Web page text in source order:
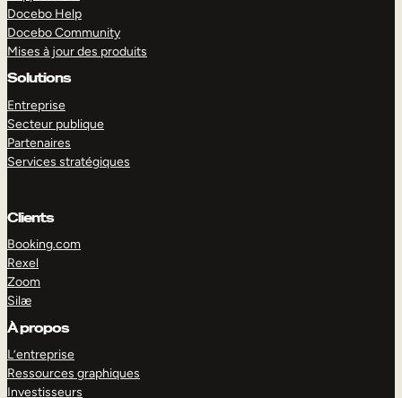
Docebo Help
Docebo Community
Mises à jour des produits
Solutions
Entreprise
Secteur publique
Partenaires
Services stratégiques
Clients
Booking.com
Rexel
Zoom
Silæ
À propos
L’entreprise
Ressources graphiques
Investisseurs